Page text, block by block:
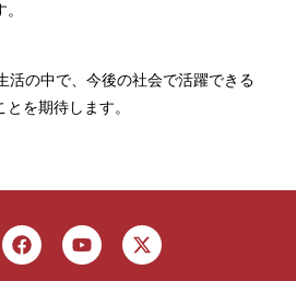
活の中で、今後の社会で活躍できる
を期待します。